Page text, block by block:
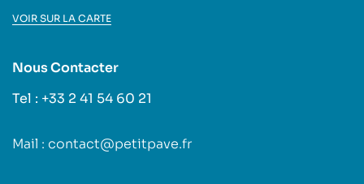
VOIR SUR LA CARTE
Nous Contacter
Tel : +33 2 41 54 60 21
Mail : contact@petitpave.fr